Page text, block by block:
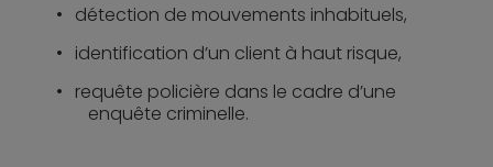
détection de mouvements inhabituels,
identification d’un client à haut risque,
requête policière dans le cadre d’une
enquête criminelle.